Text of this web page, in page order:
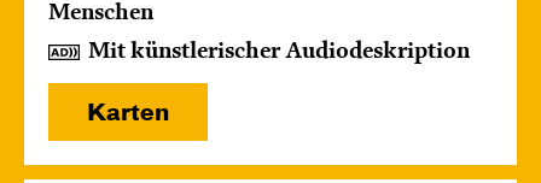
Menschen
Mit künstlerischer Audiodeskription
Karten